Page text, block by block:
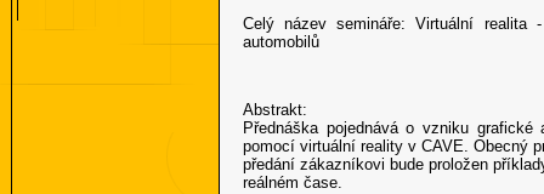
Celý název semináře:Virtuální realita
automobilů
Abstrakt:
Přednáška pojednává o vzniku
pomocí virtuální reality v CAVE. Obecný
předání zákazníkovi bude proložen
reálném čase.